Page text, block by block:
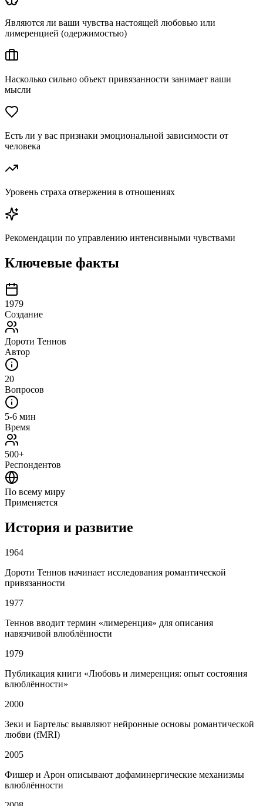
Являются ли ваши чувства настоящей любовью или
лимеренцией (одержимостью)
Насколько сильно объект привязанности занимает ваши
мысли
Есть ли у вас признаки эмоциональной зависимости от
человека
Уровень страха отвержения в отношениях
Рекомендации по управлению интенсивными чувствами
Ключевые факты
1979
Создание
Дороти Теннов
Автор
20
Вопросов
5-6 мин
Время
500+
Респондентов
По всему миру
Применяется
История и развитие
1964
Дороти Теннов начинает исследования романтической
привязанности
1977
Теннов вводит термин «лимеренция» для описания
навязчивой влюблённости
1979
Публикация книги «Любовь и лимеренция: опыт состояния
влюблённости»
2000
Зеки и Бартельс выявляют нейронные основы романтической
любви (fMRI)
2005
Фишер и Арон описывают дофаминергические механизмы
влюблённости